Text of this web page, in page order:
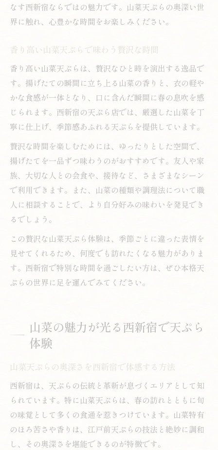
なす西新宿ならではの魅力です。山菜天ぷらの奥深い世
界に触れ、心豊かな時間をお楽しみください。
香り高い山菜天ぷらで味わう贅沢な時間
香り高い山菜天ぷらは、贅沢なひと時を演出する逸品で
す。揚げたての瞬間に立ち上る山菜の香りと、衣の軽や
かな食感が一体となり、口に含んだ瞬間に春の息吹を感
じられます。西新宿の天ぷら店では、厳選した山菜を丁
寧に仕上げ、季節感あふれる天ぷらを提供しています。
贅沢な時間を楽しむためには、ゆったりとした空間で、
揚げたてを一品ずつ味わうのがおすすめです。友人や家
族、大切な人との会食や、接待など、さまざまなシーン
で利用できます。また、山菜の種類や調理法について職
人に相談することで、より自分好みの味わいを発見でき
るでしょう。
この贅沢な山菜天ぷら体験は、季節ごとに違った表情を
見せてくれるため、何度でも訪れたくなる魅力がありま
す。西新宿で特別な時間を過ごしたい方は、ぜひ本格天
ぷらの世界に足を運んでみてください。
山菜の魅力が光る西新宿で天ぷら
体験
山菜天ぷらの奥深さを西新宿で体感する方法
西新宿は、天ぷらの伝統と革新が息づくエリアとして知
られています。特に山菜天ぷらは、春の訪れとともに旬
の味覚として多くの食通を惹きつけています。山菜特有
のほろ苦さや香りは、江戸前天ぷらの技法と絶妙に調和
し、その奥深さを堪能できるのが特徴です。